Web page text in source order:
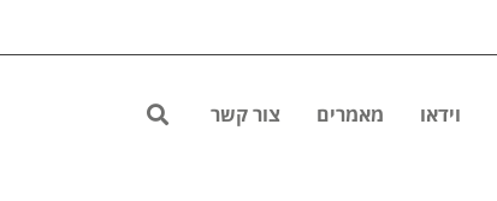
וידאו מאמרים צור קשר